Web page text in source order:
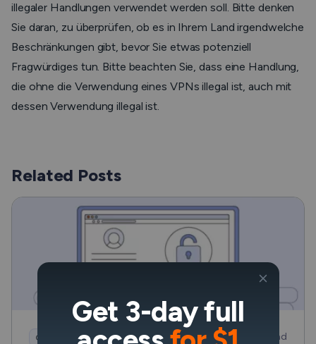
illegaler Handlungen verwendet werden soll. Bitte denken
Sie daran, zu überprüfen, ob es in Ihrem Land irgendwelche
Beschränkungen gibt, bevor Sie etwas potenziell
Fragwürdiges tun. Bitte beachten Sie, dass eine Handlung,
die ohne die Verwendung eines VPNs illegal ist, auch mit
dessen Verwendung illegal ist.
Related Posts
Gut zu wissen 20 min read
Get 3-day full